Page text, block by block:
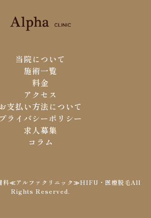
当院について
施術一覧
料金
アクセス
お支払い方法について
プライバシーポリシー
求人募集
コラム
≪アルファクリニック≫HIFU・医療脱毛All
Rights Reserved.